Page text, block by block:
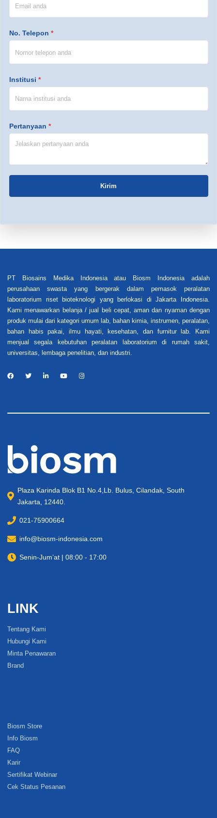
No. Telepon *
Institusi *
Pertanyaan *
Kirim
PT Biosains Medika Indonesia atau Biosm Indonesia adalah
perusahaan swasta yang bergerak dalam pemasok peralatan
laboratorium riset bioteknologi yang berlokasi di Jakarta Indonesia.
Kami menawarkan belanja / jual beli cepat, aman dan nyaman dengan
produk mulai dari kategori umum lab, bahan kimia, instrumen, peralatan,
bahan habis pakai, ilmu hayati, kesehatan, dan furnitur lab. Kami
menjual segala kebutuhan peralatan laboratorium di rumah sakit,
universitas, lembaga penelitian, dan industri.
Plaza Karinda Blok B1 No.4,Lb. Bulus, Cilandak, South
Jakarta, 12440.
021-75900664
info@biosm-indonesia.com
Senin-Jum’at | 08:00 - 17:00
LINK
Tentang Kami
Hubungi Kami
Minta Penawaran
Brand
Biosm Store
Info Biosm
FAQ
Karir
Sertifikat Webinar
Cek Status Pesanan